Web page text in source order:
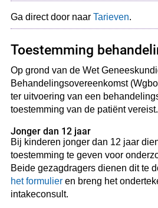
Ga direct door naar Tarieven.
Toestemming
Op grond van de Wet
Behandelingsovereenkomst
ter uitvoering van een
toestemming van de patiënt vereist.
Jonger dan 12 jaar
Bij kinderen jonger dan 12 jaar
toestemming te geven voor
Beide gezagdragers dienen dit te
het formulieren breng het
intakeconsult.